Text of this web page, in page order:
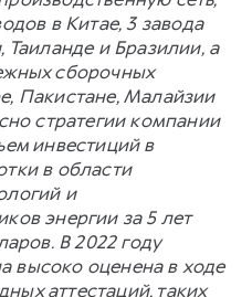
в Китае, 3 завода
Таиланде и Бразилии, а
сборочных
Пакистане, Малайзии
стратегии компании
инвестиций в
в области
и
энергии за 5 лет
В 2022 году
высоко оценена в ходе
аттестаций, таких